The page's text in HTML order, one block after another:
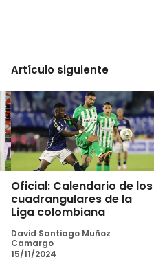
Artículo siguiente
Oficial: Calendario de los
cuadrangulares de la
Liga colombiana
David Santiago Muñoz
Camargo
15/11/2024